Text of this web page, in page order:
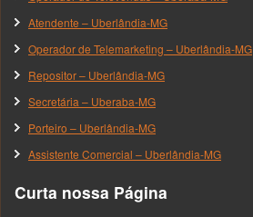
Atendente – Uberlândia-MG
Operador de Telemarketing – Uberlândia-MG
Repositor – Uberlândia-MG
Secretária – Uberaba-MG
Porteiro – Uberlândia-MG
Assistente Comercial – Uberlândia-MG
Curta nossa Página